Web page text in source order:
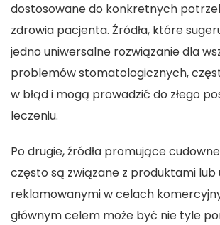
dostosowane do konkretnych
zdrowia pacjenta. Źródła, które
jedno uniwersalne rozwiązanie dla
problemów stomatologicznych,
w błąd i mogą prowadzić do złego
leczeniu.
Po drugie, źródła promujące
często są związane z produktami lub
reklamowanymi w celach
głównym celem może być nie tyle